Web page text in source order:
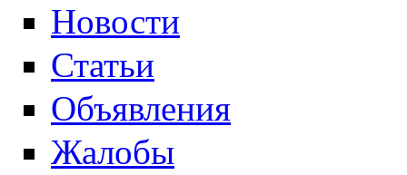
Новости
Статьи
Объявления
Жалобы